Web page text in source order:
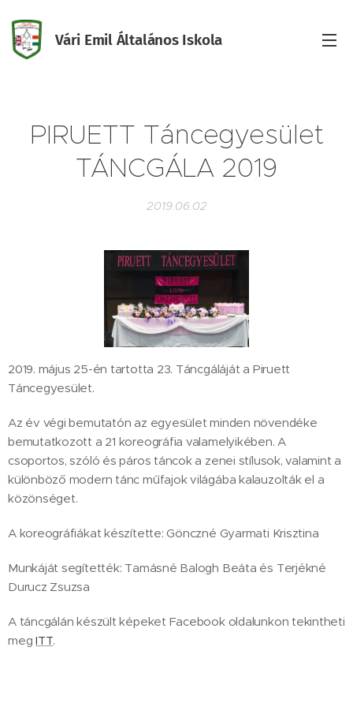
Vári Emil Általános Iskola
PIRUETT Táncegyesület
TÁNCGÁLA 2019
2019.06.02
2019. május 25-én tartotta 23. Táncgáláját a Piruett
Táncegyesület.
Az év végi bemutatón az egyesület minden növendéke
bemutatkozott a 21 koreográfia valamelyikében. A
csoportos, szóló és páros táncok a zenei stílusok, valamint a
különböző modern tánc műfajok világába kalauzolták el a
közönséget.
A koreográfiákat készítette: Gönczné Gyarmati Krisztina
Munkáját segítették: Tamásné Balogh Beáta és Terjékné
Durucz Zsuzsa
A táncgálán készült képeket Facebook oldalunkon tekintheti
megITT.